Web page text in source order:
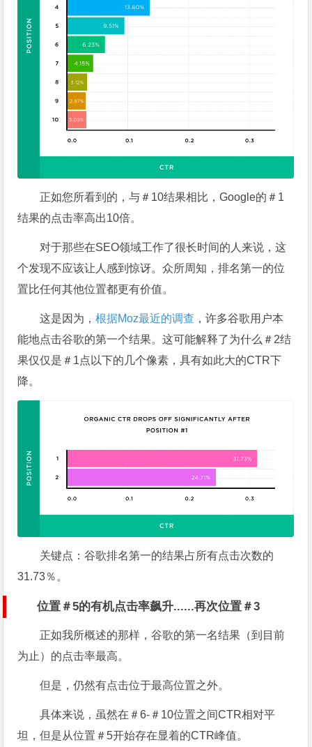
正如您所看到的，与＃10结果相比，Google的＃1
结果的点击率高出10倍。
对于那些在SEO领域工作了很长时间的人来说，这
个发现不应该让人感到惊讶。众所周知，排名第一的位
置比任何其他位置都更有价值。
这是因为，根据Moz最近的调查 ，许多谷歌用户本
能地点击谷歌的第一个结果。这可能解释了为什么＃2结
果仅仅是＃1点以下的几个像素，具有如此大的CTR下
降。
关键点：谷歌排名第一的结果占所有点击次数的
31.73％。
位置＃5的有机点击率飙升......再次位置＃3
正如我所概述的那样，谷歌的第一名结果（到目前
为止）的点击率最高。
但是，仍然有点击位于最高位置之外。
具体来说，虽然在＃6-＃10位置之间CTR相对平
坦，但是从位置＃5开始存在显着的CTR峰值。